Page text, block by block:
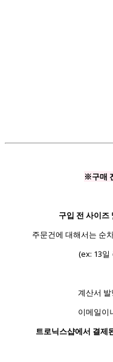
※구매
구입 전 사이즈
주문건에 대해서는 순
(ex: 13일
계산서
이메일이
트로닉스샵에서 결제